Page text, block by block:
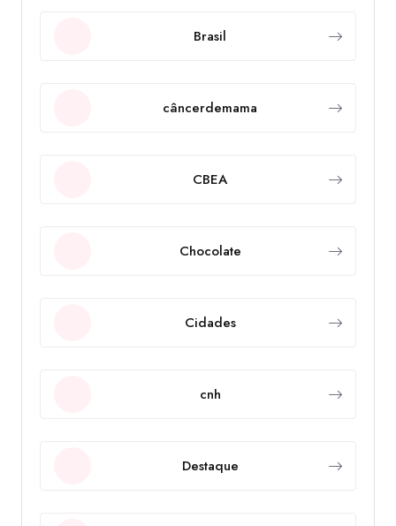
Brasil
câncerdemama
CBEA
Chocolate
Cidades
cnh
Destaque